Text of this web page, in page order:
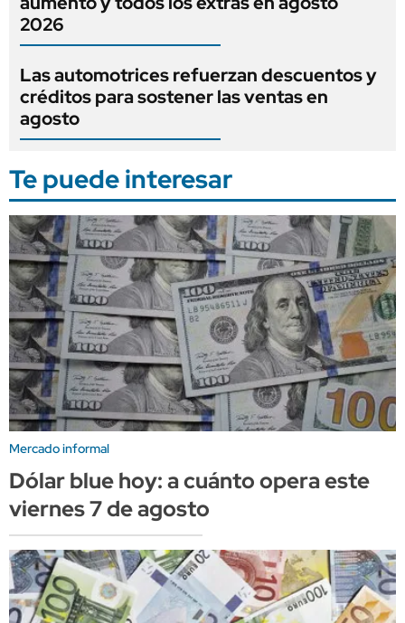
2026
Las automotrices refuerzan descuentos y
créditos para sostener las ventas en
agosto
Te puede interesar
Mercado informal
Dólar blue hoy: a cuánto opera este
viernes 7 de agosto